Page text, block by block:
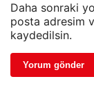
Daha sonraki
posta adresim
kaydedilsin.